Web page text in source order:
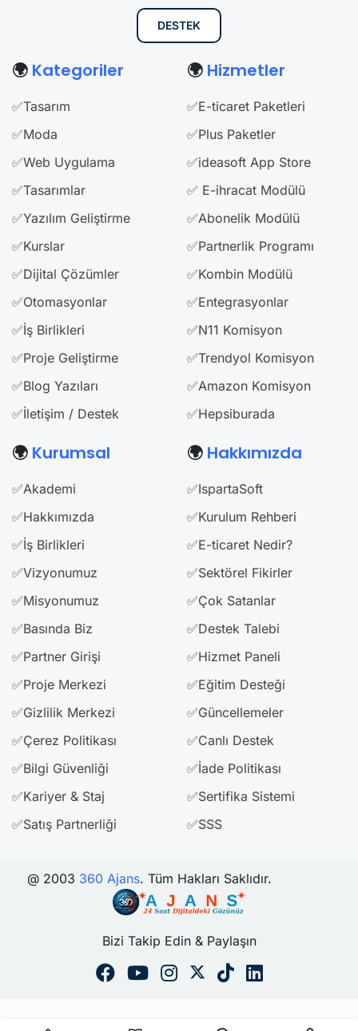
DESTEK
🌍 Kategoriler
✅Tasarım
✅Moda
✅Web Uygulama
✅Tasarımlar
✅Yazılım Geliştirme
✅Kurslar
✅Dijital Çözümler
✅Otomasyonlar
✅İş Birlikleri
✅Proje Geliştirme
✅Blog Yazıları
✅İletişim / Destek
🌍 Hizmetler
✅E-ticaret Paketleri
✅Plus Paketler
✅ideasoft App Store
✅ E-ihracat Modülü
✅Abonelik Modülü
✅Partnerlik Programı
✅Kombin Modülü
✅Entegrasyonlar
✅N11 Komisyon
✅Trendyol Komisyon
✅Amazon Komisyon
✅Hepsiburada
🌍 Kurumsal
✅Akademi
✅Hakkımızda
✅İş Birlikleri
✅Vizyonumuz
✅Misyonumuz
✅Basında Biz
✅Partner Girişi
✅Proje Merkezi
✅Gizlilik Merkezi
✅Çerez Politikası
✅Bilgi Güvenliği
✅Kariyer & Staj
✅Satış Partnerliği
🌍 Hakkımızda
✅IspartaSoft
✅Kurulum Rehberi
✅E-ticaret Nedir?
✅Sektörel Fikirler
✅Çok Satanlar
✅Destek Talebi
✅Hizmet Paneli
✅Eğitim Desteği
✅Güncellemeler
✅Canlı Destek
✅İade Politikası
✅Sertifika Sistemi
✅SSS
@ 2003 360 Ajans. Tüm Hakları Saklıdır.
Bizi Takip Edin & Paylaşın